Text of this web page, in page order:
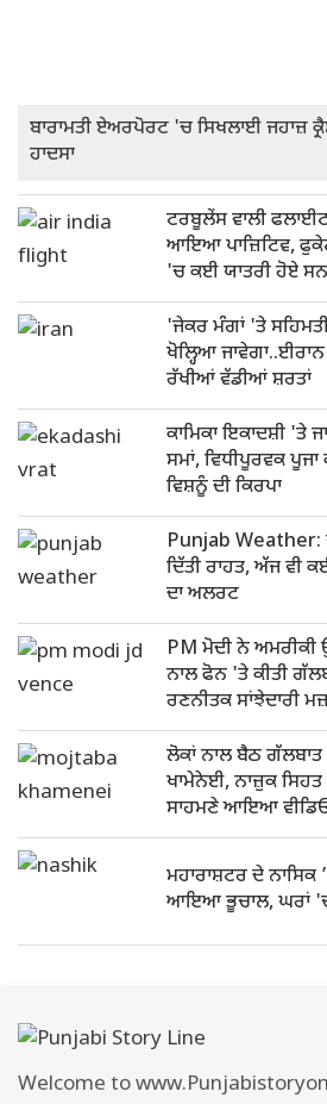
ਬਾਰਾਮਤੀ ਏਅਰਪੋਰਟ 'ਚ ਸਿਖਲਾਈ ਜਹਾਜ਼
ਹਾਦਸਾ
ਟਰਬੂਲੇਂਸ ਵਾਲੀ
ਆਇਆ ਪਾਜ਼ਿਟਿਵ,
'ਚ ਕਈ ਯਾਤਰੀ ਹੋਏ
'ਜੇਕਰ ਮੰਗਾਂ 'ਤੇ
ਖੋਲ੍ਹਿਆ
ਰੱਖੀਆਂ ਵੱਡੀਆਂ ਸ਼ਰਤਾਂ
ਕਾਮਿਕਾ ਇਕਾਦਸ਼ੀ 'ਤੇ
ਸਮਾਂ, ਵਿਧੀਪੂਰਵਕ
ਵਿਸ਼ਨੂੰ ਦੀ ਕਿਰਪਾ
Punjab Weather:
ਦਿੱਤੀ ਰਾਹਤ, ਅੱਜ ਵੀ
ਦਾ ਅਲਰਟ
PM ਮੋਦੀ ਨੇ ਅਮਰੀਕੀ
ਨਾਲ ਫੋਨ 'ਤੇ ਕੀਤੀ
ਰਣਨੀਤਕ ਸਾਂਝੇਦਾਰੀ
ਲੋਕਾਂ ਨਾਲ ਬੈਠ
ਖਾਮੇਨੇਈ, ਨਾਜ਼ੁਕ ਸਿਹਤ
ਸਾਹਮਣੇ ਆਇਆ
ਮਹਾਰਾਸ਼ਟਰ ਦੇ ਨਾਸਿਕ
ਆਇਆ ਭੂਚਾਲ, ਘਰਾਂ
Welcome to